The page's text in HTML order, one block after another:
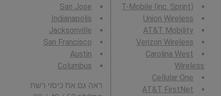
T-Mobile (inc. Sprint)
Union Wireless
AT&T Mobility
Verizon Wireless
Carolina West
Wireless
Cellular One
AT&T FirstNet
San Jose
Indianapolis
Jacksonville
San Francisco
Austin
Columbus
ראה גם את כיסוי רשת